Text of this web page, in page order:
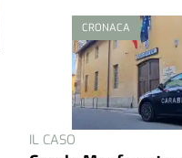
Casale Monferrato,
e aggredisce il
arrestato 19enne
3
Casale: incidente tra
pesante, morto